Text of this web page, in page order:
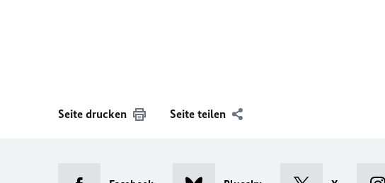
Seite drucken Seite teilen